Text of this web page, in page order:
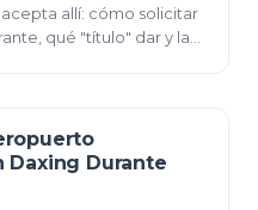
allí: cómo solicitar
qué "título" dar y las
Daxing Durante